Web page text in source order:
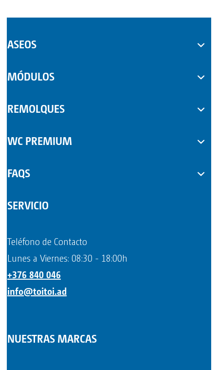
ASEOS
MÓDULOS
REMOLQUES
WC PREMIUM
FAQS
SERVICIO
Teléfono de Contacto
Lunes a Viernes: 08:30 - 18:00h
+376 840 046
info@toitoi.ad
NUESTRAS MARCAS